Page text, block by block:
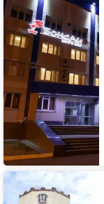
Бизнес
Отель
Отель
AkvaVita